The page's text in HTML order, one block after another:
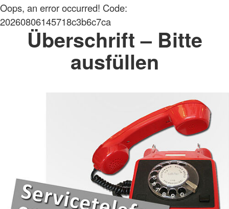
Oops, an error occurred! Code:
20260806145718c3b6c7ca
Überschrift – Bitte
ausfüllen